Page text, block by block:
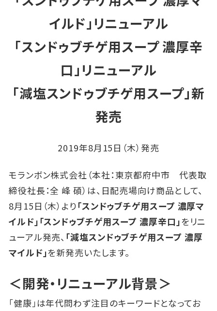
イルド」リニューアル
「スンドゥブチゲ用スープ 濃厚辛
口」リニューアル
「減塩スンドゥブチゲ用スープ」新
発売
2019年8月15日（木）発売
モランボン株式会社（本社：東京都府中市 代表取
締役社長：全 峰 碩）は、日配売場向け商品として、
8月15日（木）より「スンドゥブチゲ用スープ 濃厚マ
イルド」「スンドゥブチゲ用スープ 濃厚辛口」をリニ
ューアル発売、 「減塩スンドゥブチゲ用スープ 濃厚
マイルド」を新発売いたします。
＜開発・リニューアル背景＞
「健康」は年代問わず注目のキーワードとなってお